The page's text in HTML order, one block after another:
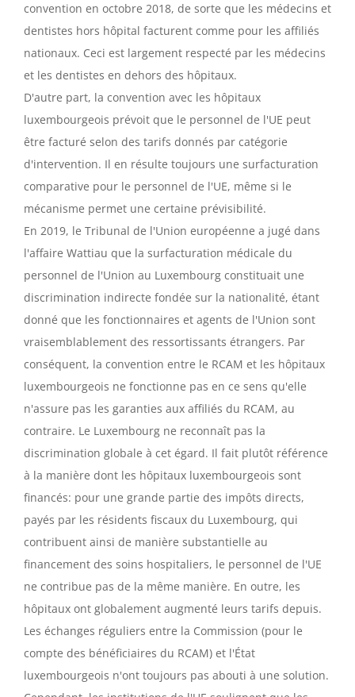
convention en octobre 2018, de sorte que les médecins et
dentistes hors hôpital facturent comme pour les affiliés
nationaux. Ceci est largement respecté par les médecins
et les dentistes en dehors des hôpitaux.
D'autre part, la convention avec les hôpitaux
luxembourgeois prévoit que le personnel de l'UE peut
être facturé selon des tarifs donnés par catégorie
d'intervention. Il en résulte toujours une surfacturation
comparative pour le personnel de l'UE, même si le
mécanisme permet une certaine prévisibilité.
En 2019, le Tribunal de l'Union européenne a jugé dans
l'affaire Wattiau que la surfacturation médicale du
personnel de l'Union au Luxembourg constituait une
discrimination indirecte fondée sur la nationalité, étant
donné que les fonctionnaires et agents de l'Union sont
vraisemblablement des ressortissants étrangers. Par
conséquent, la convention entre le RCAM et les hôpitaux
luxembourgeois ne fonctionne pas en ce sens qu'elle
n'assure pas les garanties aux affiliés du RCAM, au
contraire. Le Luxembourg ne reconnaît pas la
discrimination globale à cet égard. Il fait plutôt référence
à la manière dont les hôpitaux luxembourgeois sont
financés: pour une grande partie des impôts directs,
payés par les résidents fiscaux du Luxembourg, qui
contribuent ainsi de manière substantielle au
financement des soins hospitaliers, le personnel de l'UE
ne contribue pas de la même manière. En outre, les
hôpitaux ont globalement augmenté leurs tarifs depuis.
Les échanges réguliers entre la Commission (pour le
compte des bénéficiaires du RCAM) et l'État
luxembourgeois n'ont toujours pas abouti à une solution.